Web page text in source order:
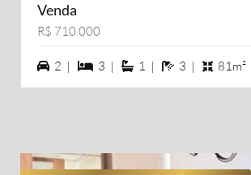
Venda
R$ 710.000
2 vagas na garagem
2 | 3 dormiórios
3 | 1 suítes
1 | 3 banheiros
3 | 81m²